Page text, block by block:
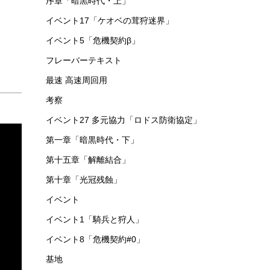
イベント17「ケオベの茸狩迷界」
イベント5「危機契約β」
フレーバーテキスト
最速 高速周回用
考察
イベント27 多元協力「ロドス防衛協定」
第一章「暗黒時代・下」
第十五章「解離結合」
第十章「光冠残蝕」
イベント
イベント1「騎兵と狩人」
イベント8「危機契約#0」
基地